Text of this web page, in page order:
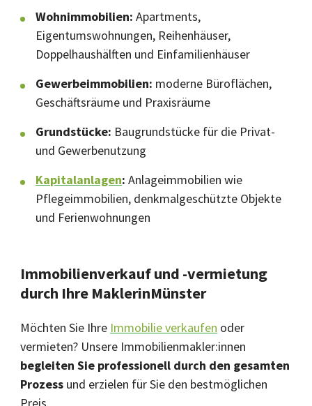
Wohnimmobilien: Apartments,
Eigentumswohnungen, Reihenhäuser,
Doppelhaushälften und Einfamilienhäuser
Gewerbeimmobilien: moderne Büroflächen,
Geschäftsräume und Praxisräume
Grundstücke: Baugrundstücke für die Privat-
und Gewerbenutzung
Kapitalanlagen:Anlageimmobilien wie
Pflegeimmobilien, denkmalgeschützte Objekte
und Ferienwohnungen
Immobilienverkauf und -vermietung
durch Ihre MaklerinMünster
Möchten Sie Ihre Immobilie verkaufen oder
vermieten? Unsere Immobilienmakler:innen
begleiten Sie professionell durch den gesamten
Prozess und erzielen für Sie den bestmöglichen